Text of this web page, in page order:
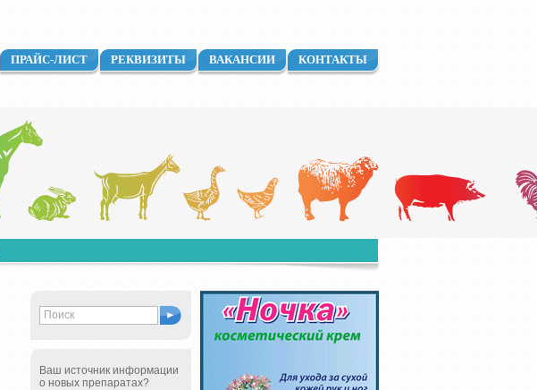
ПРАЙС-ЛИСТ РЕКВИЗИТЫ ВАКАНСИИ КОНТАКТЫ
Ваш источник информации
о новых препаратах?